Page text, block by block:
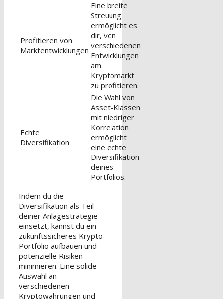
Profitieren von
Marktentwicklungen
Eine breite
Streuung
ermöglicht es
dir, von
verschiedenen
Entwicklungen
am
Kryptomarkt
zu profitieren.
Echte
Diversifikation
Die Wahl von
Asset-Klassen
mit niedriger
Korrelation
ermöglicht
eine echte
Diversifikation
deines
Portfolios.
Indem du die
Diversifikation als Teil
deiner Anlagestrategie
einsetzt, kannst du ein
zukunftssicheres Krypto-
Portfolio aufbauen und
potenzielle Risiken
minimieren. Eine solide
Auswahl an
verschiedenen
Kryptowährungen und -